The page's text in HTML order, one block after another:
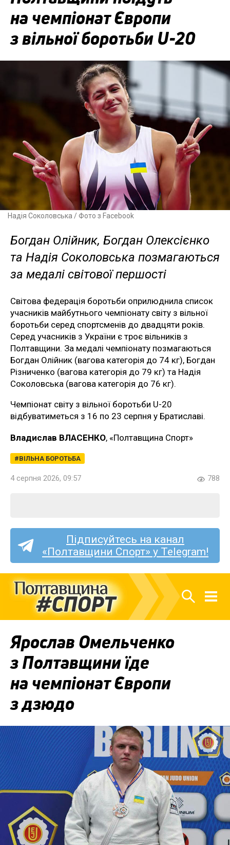
на чемпіонат Європи
з вільної боротьби U-20
Надія Соколовська / Фото з Facebook
Богдан Олійник, Богдан Олексієнко
та Надія Соколовська позмагаються
за медалі світової першості
Світова федерація боротьби оприлюднила список
учасників майбутнього чемпіонату світу з вільної
боротьби серед спортсменів до двадцяти років.
Серед учасників з України є троє вільників з
Полтавщини. За медалі чемпіонату позмагаються
Богдан Олійник (вагова категорія до 74 кг), Богдан
Різниченко (вагова категорія до 79 кг) та Надія
Соколовська (вагова категорія до 76 кг).
Чемпіонат світу з вільної боротьби U-20
відбуватиметься з 16 по 23 серпня у Братиславі.
Владислав ВЛАСЕНКО, «Полтавщина Спорт»
ВІЛЬНА БОРОТЬБА
4 серпня 2026, 09:57 788
Підписуйтесь на канал
«Полтавщини Спорт» у Telegram!
Ярослав Омельченко
з Полтавщини їде
на чемпіонат Європи
з дзюдо